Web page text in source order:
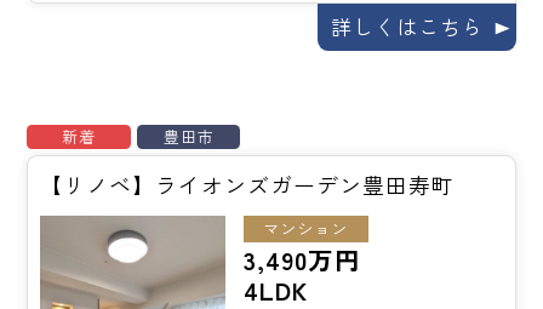
詳しくはこちら
新着 豊田市
【リノベ】ライオンズガーデン豊田寿町
マンション
3,490万円
4LDK